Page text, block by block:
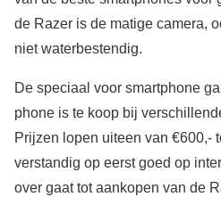
de Razer is de matige camera,
niet waterbestendig.
De speciaal voor smartphone
phone is te koop bij
Prijzen lopen uiteen van €600,-
verstandig op eerst goed op
over gaat tot aankopen van de